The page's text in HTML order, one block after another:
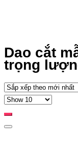
Dao cắt
trọng